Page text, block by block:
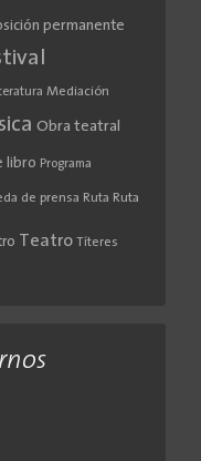
permanente
Mediación
Obra teatral
libro Programa
de prensa Ruta Ruta
Teatro Títeres